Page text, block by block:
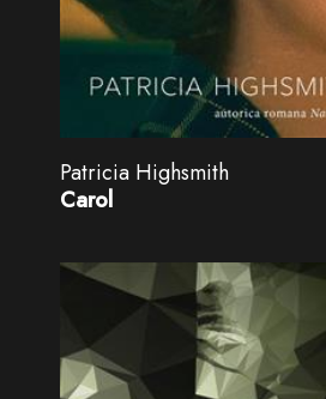
Patricia Highsmith
Carol